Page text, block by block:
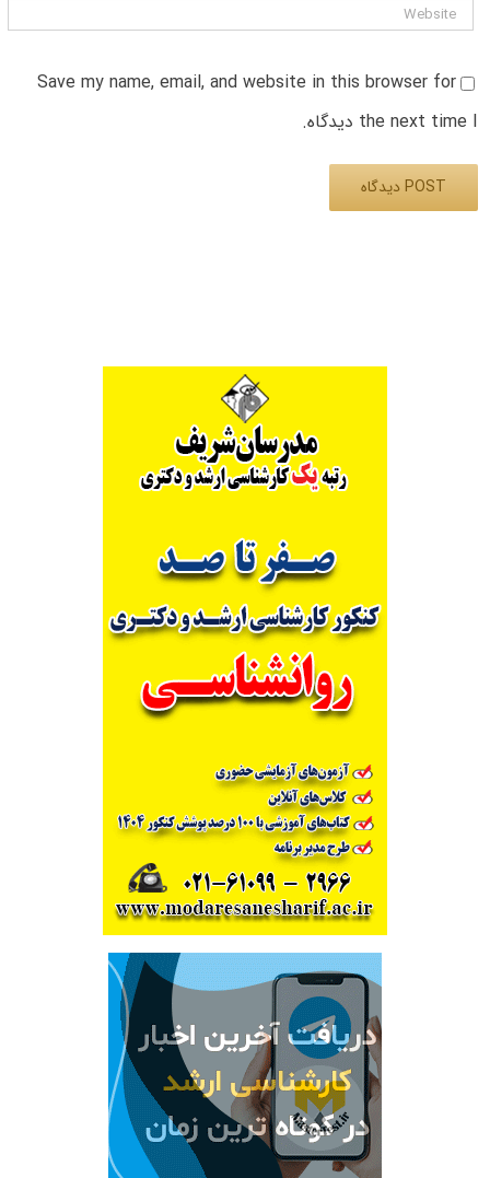
Save my name, email, and website in this browser for
the next time I دیدگاه.